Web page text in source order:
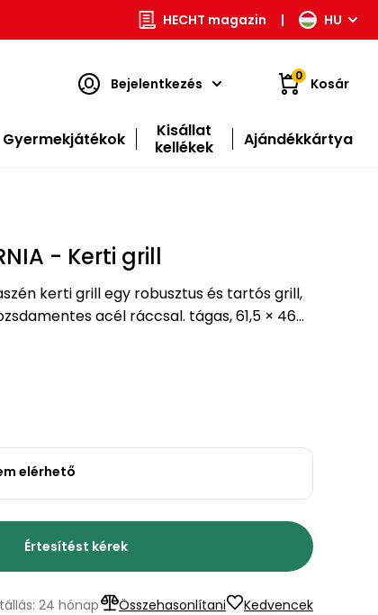
HECHT magazin | HU
Bejelentkezés 0 Kosár
Gyermekjátékok
Kisállat
kellékek
Ajándékkártya
- Kerti grill
kerti grill egy robusztus és tartós grill,
acél ráccsal. tágas, 61,5 × 46
elegendő helyet biztosít a…
elérhető
Értesítést kérek
Összehasonlítani Kedvencek
24 hónap